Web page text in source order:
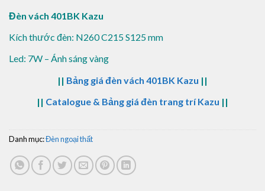
Đèn vách 401BK Kazu
Kích thước đèn: N260 C215 S125 mm
Led: 7W – Ánh sáng vàng
|| Bảng giá đèn vách 401BK Kazu ||
|| Catalogue & Bảng giá đèn trang trí Kazu ||
Danh mục:Đèn ngoại thất